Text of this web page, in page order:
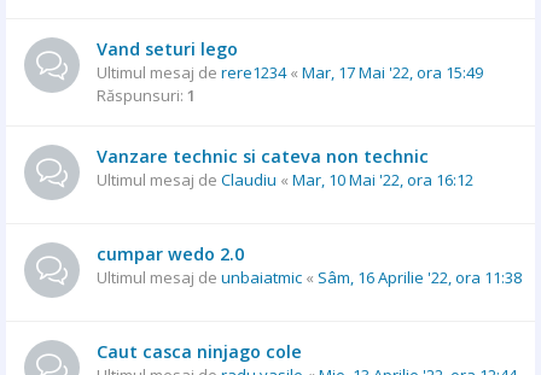
Vand seturi lego
Ultimul mesaj de rere1234« Mar, 17 Mai '22, ora 15:49
Răspunsuri: 1
Vanzare technic si cateva non technic
Ultimul mesaj de Claudiu « Mar, 10 Mai '22, ora 16:12
cumpar wedo 2.0
Ultimul mesaj de unbaiatmic « Sâm, 16 Aprilie '22, ora 11:38
Caut casca ninjago cole